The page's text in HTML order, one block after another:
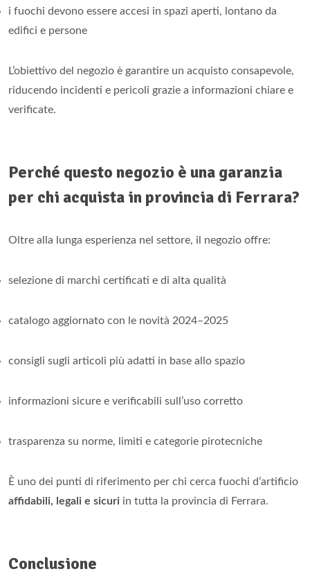
i fuochi devono essere accesi in spazi aperti, lontano da
edifici e persone
L’obiettivo del negozio è garantire un acquisto consapevole,
riducendo incidenti e pericoli grazie a informazioni chiare e
verificate.
Perché questo negozio è una garanzia
per chi acquista in provincia di Ferrara?
Oltre alla lunga esperienza nel settore, il negozio offre:
selezione di marchi certificati e di alta qualità
catalogo aggiornato con le novità 2024–2025
consigli sugli articoli più adatti in base allo spazio
informazioni sicure e verificabili sull’uso corretto
trasparenza su norme, limiti e categorie pirotecniche
È uno dei punti di riferimento per chi cerca fuochi d’artificio
affidabili, legali e sicuri in tutta la provincia di Ferrara.
Conclusione